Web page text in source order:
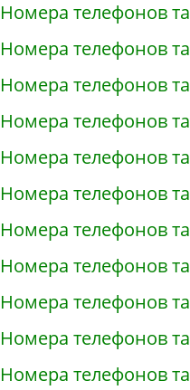
Номера телефонов
Номера телефонов
Номера телефонов
Номера телефонов
Номера телефонов
Номера телефонов
Номера телефонов
Номера телефонов
Номера телефонов
Номера телефонов
Номера телефонов